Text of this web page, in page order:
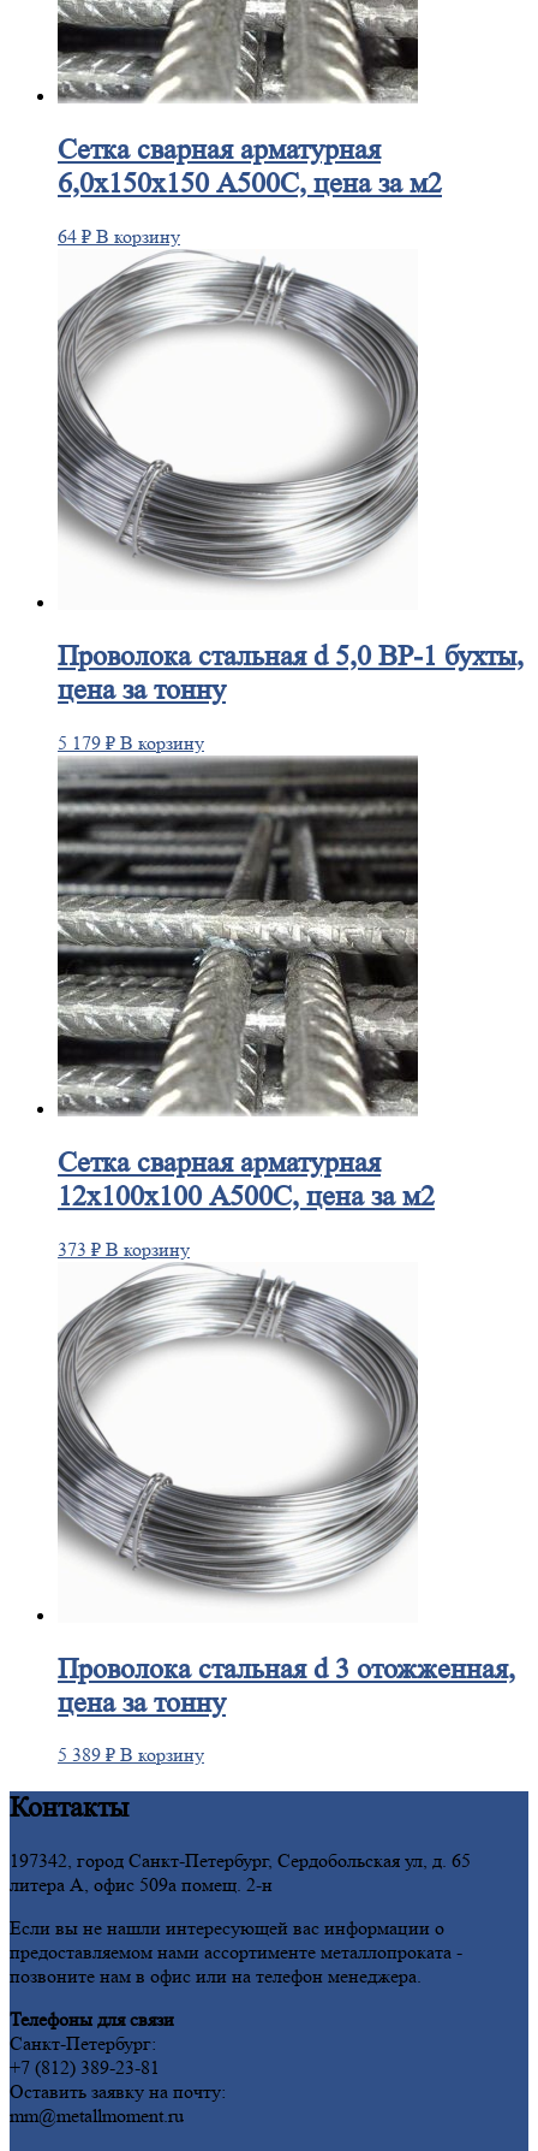
Сеткасварная арматурная
6,0х150х150 А500С, цена за м2
64 ₽ В корзину
Проволокастальная d 5,0 ВР-1 бухты,
цена за тонну
5 179 ₽ В корзину
Сеткасварная арматурная
12х100х100 А500С, цена за м2
373 ₽ В корзину
Проволокастальная d 3 отожженная,
цена за тонну
5 389 ₽ В корзину
Контакты
197342, город Санкт-Петербург, Сердобольская ул, д. 65
литера А, офис 509а помещ. 2-н
Если вы не нашли интересующей вас информации о
предоставляемом нами ассортименте металлопроката -
позвоните нам в офис или на телефон менеджера.
Телефоны для связи
Санкт-Петербург:
+7 (812) 389-23-81
Оставить заявку на почту:
mm@metallmoment.ru